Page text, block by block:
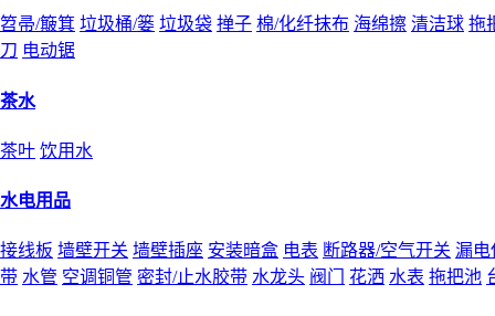
笤帚/簸箕 垃圾桶/篓 垃圾袋 掸子 棉/化纤抹布 海绵擦 清洁球 拖
刀 电动锯
茶水
茶叶 饮用水
水电用品
接线板 墙壁开关 墙壁插座 安装暗盒 电表 断路器/空气开关 漏电
带 水管 空调铜管 密封/止水胶带 水龙头 阀门 花洒 水表 拖把池